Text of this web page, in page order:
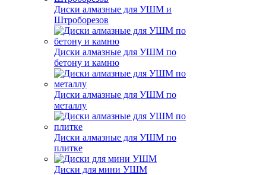
Диски алмазные для УШМ и
Штроборезов
Диски алмазные для УШМ по
бетону и камню
Диски алмазные для УШМ по
металлу
Диски алмазные для УШМ по
плитке
Диски для мини УШМ